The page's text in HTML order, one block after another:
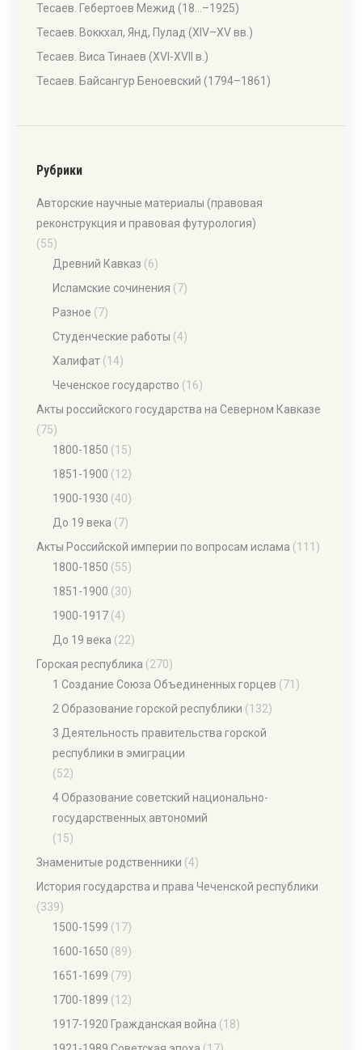
Тесаев. Гебертоев Межид (18…–1925)
Тесаев. Воккхал, Янд, Пулад (XIV–XV вв.)
Тесаев. Виса Тинаев (XVI-XVII в.)
Тесаев. Байсангур Беноевский (1794–1861)
Рубрики
Авторские научные материалы (правовая
реконструкция и правовая футурология)
(55)
Древний Кавказ (6)
Исламские сочинения (7)
Разное (7)
Студенческие работы (4)
Халифат (14)
Чеченское государство (16)
Акты российского государства на Северном Кавказе
(75)
1800-1850 (15)
1851-1900 (12)
1900-1930 (40)
До 19 века (7)
Акты Российской империи по вопросам ислама (111)
1800-1850 (55)
1851-1900 (30)
1900-1917 (4)
До 19 века (22)
Горская республика (270)
1 Создание Союза Объединенных горцев (71)
2 Образование горской республики (132)
3 Деятельность правительства горской
республики в эмиграции
(52)
4 Образование советский национально-
государственных автономий
(15)
Знаменитые родственники (4)
История государства и права Чеченской республики
(339)
1500-1599 (17)
1600-1650 (89)
1651-1699 (79)
1700-1899 (12)
1917-1920 Гражданская война (18)